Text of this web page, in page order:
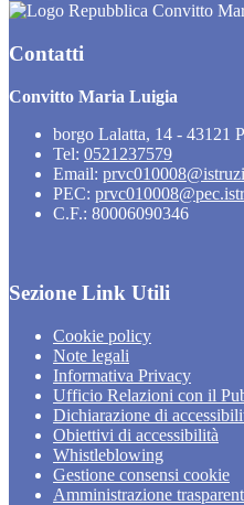
Convitto
Contatti
Convitto Maria Luigia
borgo Lalatta, 14 - 43121
Tel: 0521237579
Email:
PEC:
C.F.: 80006090346
Sezione Link Utili
Cookie policy
Note legali
Informativa Privacy
Ufficio Relazioni con il
Dichiarazione di
Obiettivi di accessibilità
Whistleblowing
Gestione consensi cookie
Amministrazione